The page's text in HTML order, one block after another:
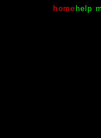
home help